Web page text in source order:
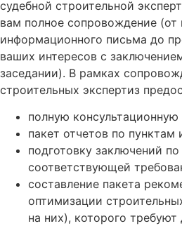
судебной строительной
вам полное сопровождение (от
информационного письма до
ваших интересов с
заседании). В рамках
строительных экспертиз
полную
пакет отчетов по пунктам
подготовку заключений
соответствующей
составление пакета
оптимизации
на них), которого